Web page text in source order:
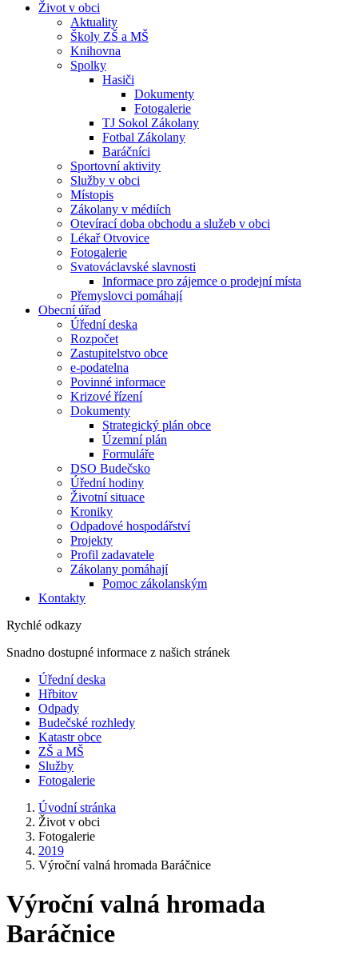
Život v obci
Aktuality
Školy ZŠ a MŠ
Knihovna
Spolky
Hasiči
Dokumenty
Fotogalerie
TJ Sokol Zákolany
Fotbal Zákolany
Baráčníci
Sportovní aktivity
Služby v obci
Místopis
Zákolany v médiích
Otevírací doba obchodu a služeb v obci
Lékař Otvovice
Fotogalerie
Svatováclavské slavnosti
Informace pro zájemce o prodejní místa
Přemyslovci pomáhají
Obecní úřad
Úřední deska
Rozpočet
Zastupitelstvo obce
e-podatelna
Povinné informace
Krizové řízení
Dokumenty
Strategický plán obce
Územní plán
Formuláře
DSO Budečsko
Úřední hodiny
Životní situace
Kroniky
Odpadové hospodářství
Projekty
Profil zadavatele
Zákolany pomáhají
Pomoc zákolanským
Kontakty
Rychlé odkazy
Snadno dostupné informace z našich stránek
Úřední deska
Hřbitov
Odpady
Budečské rozhledy
Katastr obce
ZŠ a MŠ
Služby
Fotogalerie
Úvodní stránka
Život v obci
Fotogalerie
2019
Výroční valná hromada Baráčnice
Výroční valná hromada
Baráčnice